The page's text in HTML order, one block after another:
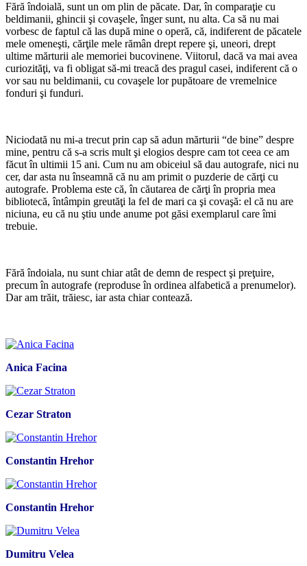
Fără îndoială, sunt un om plin de păcate. Dar, în comparaţie cu
beldimanii, ghincii şi covaşele, înger sunt, nu alta. Ca să nu mai
vorbesc de faptul că las după mine o operă, că, indiferent de păcatele
mele omeneşti, cărţile mele rămân drept repere şi, uneori, drept
ultime mărturii ale memoriei bucovinene. Viitorul, dacă va mai avea
curiozităţi, va fi obligat să-mi treacă des pragul casei, indiferent că o
vor sau nu beldimanii, cu covaşele lor pupătoare de vremelnice
fonduri şi funduri.
Niciodată nu mi-a trecut prin cap să adun mărturii “de bine” despre
mine, pentru că s-a scris mult şi elogios despre cam tot ceea ce am
făcut în ultimii 15 ani. Cum nu am obiceiul să dau autografe, nici nu
cer, dar asta nu înseamnă că nu am primit o puzderie de cărţi cu
autografe. Problema este că, în căutarea de cărţi în propria mea
bibliotecă, întâmpin greutăţi la fel de mari ca şi covaşă: el că nu are
niciuna, eu că nu ştiu unde anume pot găsi exemplarul care îmi
trebuie.
Fără îndoiala, nu sunt chiar atât de demn de respect şi preţuire,
precum în autografe (reproduse în ordinea alfabetică a prenumelor).
Dar am trăit, trăiesc, iar asta chiar contează.
Anica Facina
Cezar Straton
Constantin Hrehor
Constantin Hrehor
Dumitru Velea